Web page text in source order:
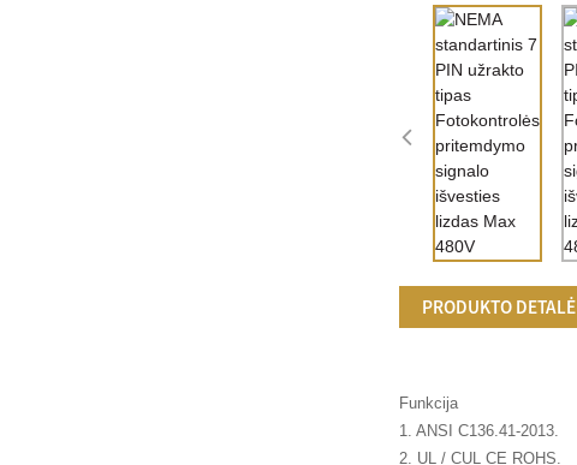
PRODUKTO DETALĖ
Funkcija
1. ANSI C136.41-2013.
2. UL / CUL CE ROHS.